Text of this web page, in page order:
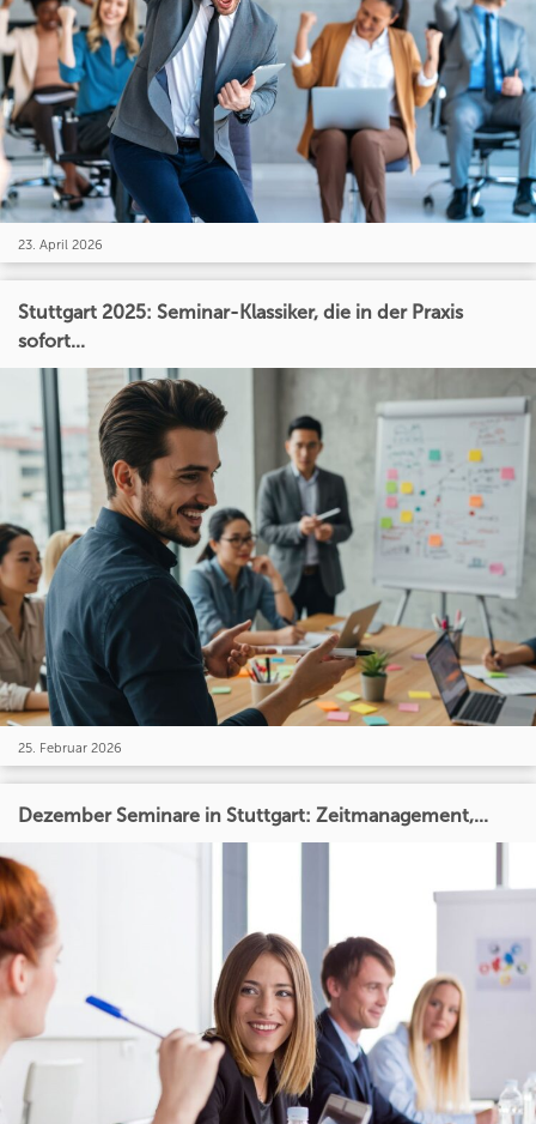
23. April 2026
Stuttgart 2025: Seminar-Klassiker, die in der Praxis
sofort...
25. Februar 2026
Dezember Seminare in Stuttgart: Zeitmanagement,...